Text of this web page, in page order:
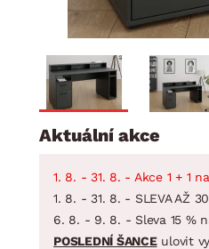
Domácnost
VELIKONOCE
Aktuální akce
1. 8. - 31. 8. - Akce 1 + 1
1. 8. - 31. 8. - SLEVA AŽ
6. 8. - 9. 8. - Sleva 15 %
POSLEDNÍ ŠANCEulovit